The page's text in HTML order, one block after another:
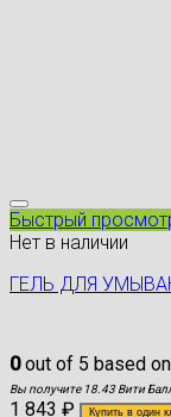
Быстрый
Нет в наличии
ГЕЛЬ ДЛЯ
0out of 5 based on
Вы получите 18.43 Вити
1 843 ₽ Купить в один